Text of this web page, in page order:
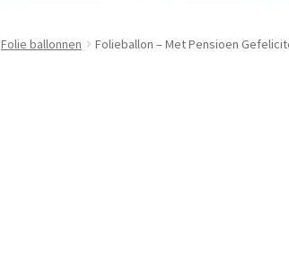
Folie ballonnen Folieballon – Met Pensioen